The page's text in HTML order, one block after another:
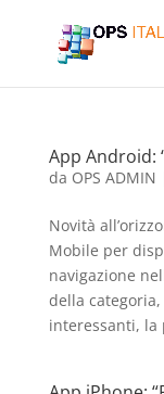
App Android:
da OPS ADMIN
Novità
Mobile per
navigazione
della
interessanti, la